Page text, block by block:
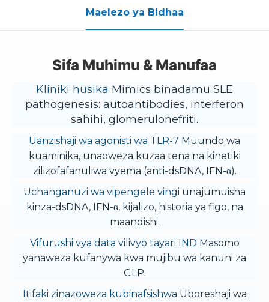
Maelezo ya Bidhaa
Sifa Muhimu & Manufaa
Kliniki husika Mimics binadamu SLE
pathogenesis: autoantibodies, interferon
sahihi, glomerulonefriti.
Uanzishaji wa agonisti wa TLR-7 Muundo wa
kuaminika, unaoweza kuzaa tena na kinetiki
zilizofafanuliwa vyema (anti-dsDNA, IFN-α).
Uchanganuzi wa vipengele vingi unajumuisha
kinza-dsDNA, IFN-α, kijalizo, historia ya figo, na
maandishi.
Vifurushi vya data vilivyo tayari IND Masomo
yanaweza kufanywa kwa mujibu wa kanuni za
GLP.
Itifaki zinazoweza kubinafsishwa Uboreshaji wa